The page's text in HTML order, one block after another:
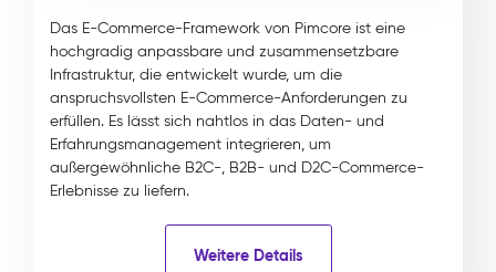
Das E-Commerce-Framework von Pimcore ist eine
hochgradig anpassbare und zusammensetzbare
Infrastruktur, die entwickelt wurde, um die
anspruchsvollsten E-Commerce-Anforderungen zu
erfüllen. Es lässt sich nahtlos in das Daten- und
Erfahrungsmanagement integrieren, um
außergewöhnliche B2C-, B2B- und D2C-Commerce-
Erlebnisse zu liefern.
Weitere Details